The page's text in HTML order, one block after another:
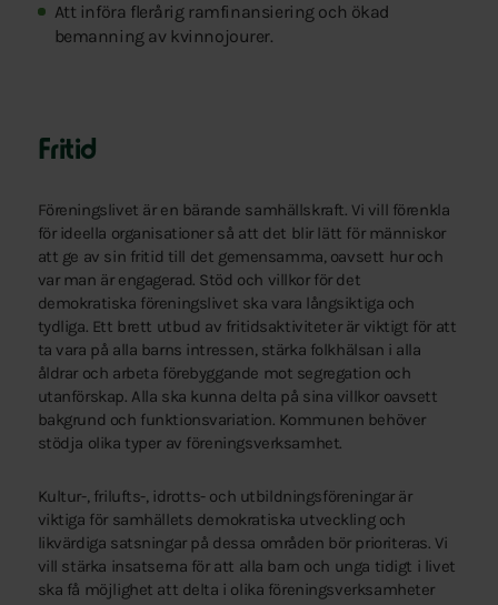
Att införa flerårig ramfinansiering och ökad
bemanning av kvinnojourer.
Fritid
Föreningslivet är en bärande samhällskraft. Vi vill förenkla
för ideella organisationer så att det blir lätt för människor
att ge av sin fritid till det gemensamma, oavsett hur och
var man är engagerad. Stöd och villkor för det
demokratiska föreningslivet ska vara långsiktiga och
tydliga. Ett brett utbud av fritidsaktiviteter är viktigt för att
ta vara på alla barns intressen, stärka folkhälsan i alla
åldrar och arbeta förebyggande mot segregation och
utanförskap. Alla ska kunna delta på sina villkor oavsett
bakgrund och funktionsvariation. Kommunen behöver
stödja olika typer av föreningsverksamhet.
Kultur-, frilufts-, idrotts- och utbildningsföreningar är
viktiga för samhällets demokratiska utveckling och
likvärdiga satsningar på dessa områden bör prioriteras. Vi
vill stärka insatserna för att alla barn och unga tidigt i livet
ska få möjlighet att delta i olika föreningsverksamheter